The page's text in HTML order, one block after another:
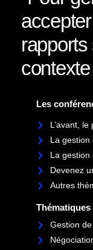
contexte
Les
L’avant,
La gestion
La gestion
Devenez
Autres
Thématiques
Gestion